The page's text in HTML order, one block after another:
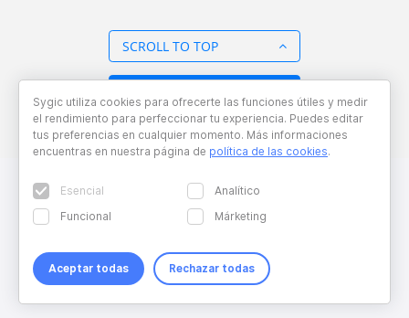
SCROLL TO TOP
Copyright © 2026 Sygic. All right reserved. Developed by
Sygic utiliza cookies para ofrecerte las funciones útiles y medir
el rendimiento para perfeccionar tu experiencia. Puedes editar
tus preferencias en cualquier momento. Más informaciones
encuentras en nuestra página de política de las cookies.
Esencial
Analítico
Funcional
Márketing
Aceptar todas Rechazar todas